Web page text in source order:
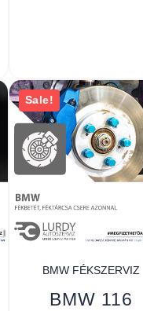
Sale!
BMW FÉKSZERVIZ
BMW 116